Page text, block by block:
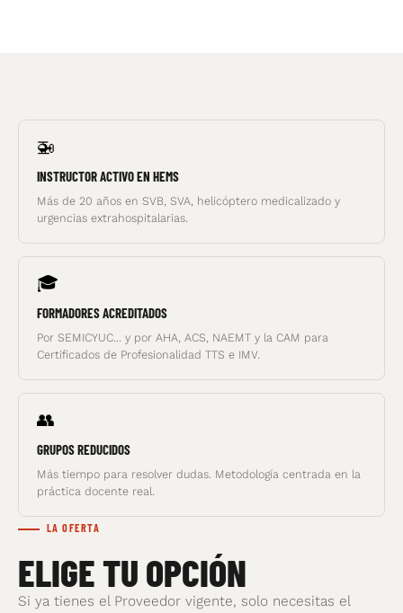
🚁
INSTRUCTOR ACTIVO EN HEMS
Más de 20 años en SVB, SVA, helicóptero medicalizado y
urgencias extrahospitalarias.
🎓
FORMADORES ACREDITADOS
Por SEMICYUC... y por AHA, ACS, NAEMT y la CAM para
Certificados de Profesionalidad TTS e IMV.
👥
GRUPOS REDUCIDOS
Más tiempo para resolver dudas. Metodología centrada en la
práctica docente real.
LA OFERTA
ELIGE TU OPCIÓN
Si ya tienes el Proveedor vigente, solo necesitas el